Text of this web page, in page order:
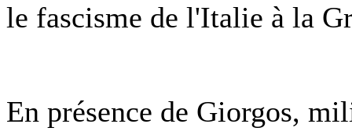
le fascisme de l'Italie à la
En présence de Giorgos,